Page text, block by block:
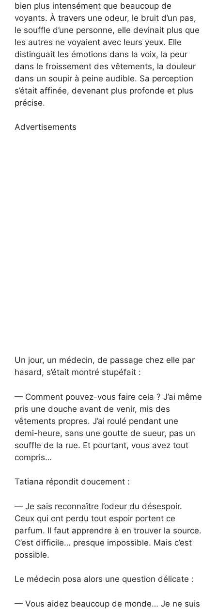
bien plus intensément que beaucoup de
voyants. À travers une odeur, le bruit d’un pas,
le souffle d’une personne, elle devinait plus que
les autres ne voyaient avec leurs yeux. Elle
distinguait les émotions dans la voix, la peur
dans le froissement des vêtements, la douleur
dans un soupir à peine audible. Sa perception
s’était affinée, devenant plus profonde et plus
précise.
Advertisements
Un jour, un médecin, de passage chez elle par
hasard, s’était montré stupéfait :
— Comment pouvez-vous faire cela ? J’ai même
pris une douche avant de venir, mis des
vêtements propres. J’ai roulé pendant une
demi-heure, sans une goutte de sueur, pas un
souffle de la rue. Et pourtant, vous avez tout
compris…
Tatiana répondit doucement :
— Je sais reconnaître l’odeur du désespoir.
Ceux qui ont perdu tout espoir portent ce
parfum. Il faut apprendre à en trouver la source.
C’est difficile… presque impossible. Mais c’est
possible.
Le médecin posa alors une question délicate :
— Vous aidez beaucoup de monde… Je ne suis